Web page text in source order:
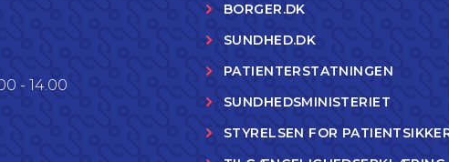
- 14.00
BORGER.DK
SUNDHED.DK
PATIENTERSTATNINGEN
SUNDHEDSMINISTERIET
STYRELSEN FOR